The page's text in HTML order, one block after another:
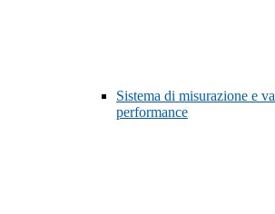
Sistema di misurazione e
performance